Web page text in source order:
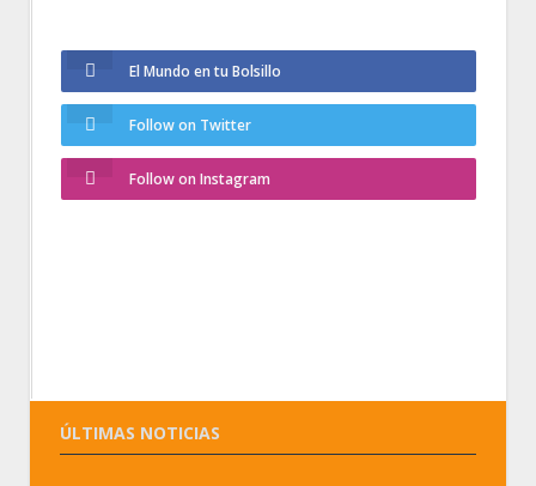
El Mundo en tu Bolsillo
Follow on Twitter
Follow on Instagram
ÚLTIMAS NOTICIAS